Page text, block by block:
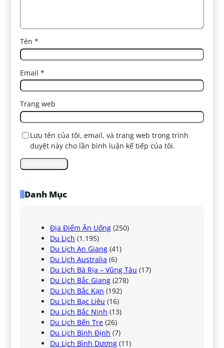
Tên*
Email*
Trang web
Lưu tên của tôi, email, và trang web trong trình
duyệt này cho lần bình luận kế tiếp của tôi.
Danh Mục
Địa Điểm Ăn Uống (250)
Du Lịch (1.195)
Du Lịch An Giang (41)
Du Lịch Australia (6)
Du Lịch Bà Rịa – Vũng Tàu (17)
Du Lịch Bắc Giang (278)
Du Lịch Bắc Kạn (192)
Du Lịch Bạc Liêu (16)
Du Lịch Bắc Ninh (13)
Du Lịch Bến Tre (26)
Du Lịch Bình Định (7)
Du Lịch Bình Dương (11)